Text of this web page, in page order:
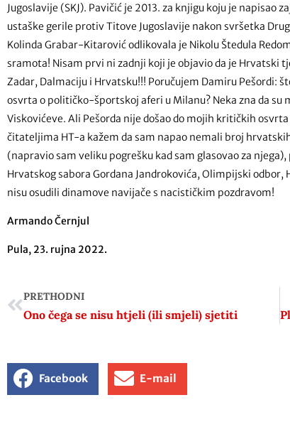
Jugoslavije (SKJ). Pavičić je 2013. za knjigu koju je napisao
ustaške gerile protiv Titove Jugoslavije nakon svršetka
Kolinda Grabar-Kitarović odlikovala je Nikolu Štedula
sramota! Nisam prvi ni zadnji koji je objavio da je Hrvatski
Zadar, Dalmaciju i Hrvatsku!!! Poručujem Damiru Pešordi:
osvrta o političko-športskoj aferi u Milanu? Neka zna da
Viskovićeve. Ali Pešorda nije došao do mojih kritičkih
čitateljima HT-a kažem da sam napao nemali broj
(napravio sam veliku pogrešku kad sam glasovao za
Hrvatskog sabora Gordana Jandrokovića, Olimpijski
nisu osudili dinamove navijače s nacističkim pozdravom!
Armando Černjul
Pula, 23. rujna 2022.
PRETHODNI
Ono čega se nisu htjeli (ili smjeli) sjetiti
Facebook E-mail